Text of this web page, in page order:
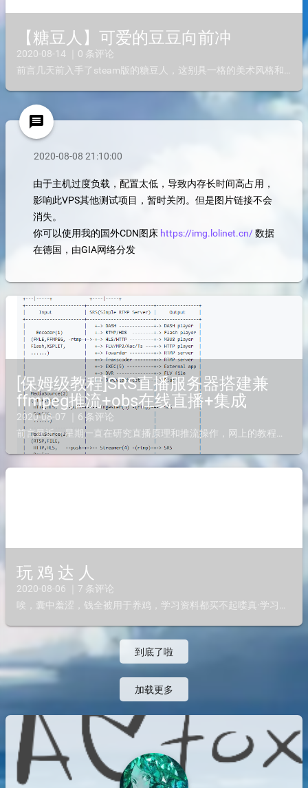
【糖豆人】可爱的豆豆向前冲
2020-08-14 ｜0 条评论
message
2020-08-08 21:10:00
由于主机过度负载，配置太低，导致内存长时间高占用，
影响此VPS其他测试项目，暂时关闭。但是图片链接不会
消失。
你可以使用我的国外CDN图床 https://img.lolinet.cn/数据
在德国，由GIA网络分发
[保姆级教程]SRS直播服务器搭建兼
ffmpeg推流+obs在线直播+集成
2020-08-07 ｜6 条评论
玩 鸡 达 人
2020-08-06 ｜7 条评论
到底了啦
加载更多